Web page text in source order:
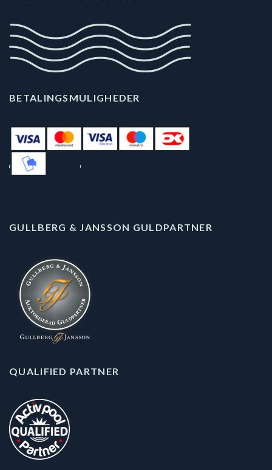
BETALINGSMULIGHEDER
GULLBERG & JANSSON GULDPARTNER
QUALIFIED PARTNER